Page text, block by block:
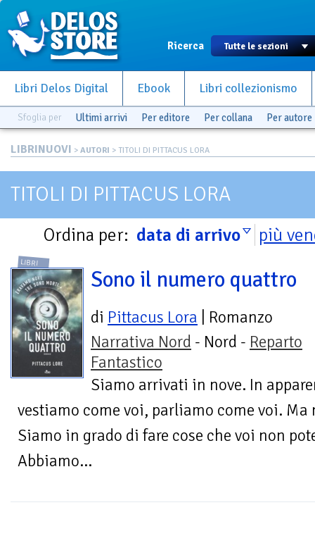
Ricerca
Libri Delos Digital Ebook Libri collezionismo
Sfoglia per Ultimi arrivi Per editore Per collana Per autore
LIBRINUOVI > AUTORI > TITOLI DI PITTACUS LORA
TITOLI DI PITTACUS LORA
Ordina per: data di arrivo più
LIBRI
Sono il numero quattro
di Pittacus Lora | Romanzo
Narrativa Nord - Nord - Reparto
Fantastico
Siamo arrivati in nove. In
vestiamo come voi, parliamo come voi.
Siamo in grado di fare cose che voi non
Abbiamo...